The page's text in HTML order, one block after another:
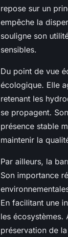
repose sur un
empêche la
souligne son
sensibles.
Du point de vue
écologique. Elle
retenant les
se propagent.
présence stable
maintenir la
Par ailleurs, la
Son importance
En facilitant une
les
préservation de